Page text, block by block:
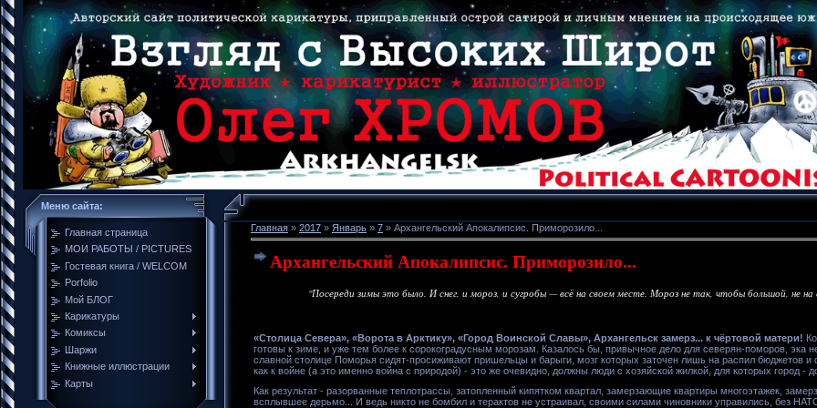
Меню сайта:
Главная страница
МОИ РАБОТЫ / PICTURES
Гостевая книга / WELCOM
Porfolio
Мой БЛОГ
Карикатуры
Комиксы
Шаржи
Книжные иллюстрации
Карты
Главная » 2017 » Январь » 7 » Архангельский Апокалипсис. Приморозило...
Архангельский Апокалипсис. Приморозило...
"Посереди зимы это было. И снег, и мороз, и сугробы — всё на своем месте. Мороз не так, чтобы большой, не на
«Столица Севера», «Ворота в Арктику», «Город Воинской Славы», Архангельск замерз... к чёртовой матери!
готовы к зиме, и уже тем более к сорокоградусным морозам. Казалось бы, привычное дело для северян-поморов, эка
славной столице Поморья сидят-просиживают пришельцы и барыги, мозг которых заточен лишь на распил бюджетов
как к войне (а это именно война с природой) - это же очевидно, должны люди с хозяйской жилкой, для которых город -
Как результат - разорванные теплотрассы, затопленный кипятком квартал, замерзающие квартиры многоэтажек,
всплывшее дерьмо... И ведь никто не бомбил и терактов не устраивал, своими силами чиновники управились, без